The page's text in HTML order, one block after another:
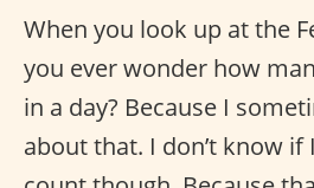
When you look up at the
you ever wonder how
in a day? Because I
about that. I don’t know if